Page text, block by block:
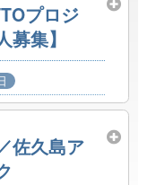
プロジ
募集】
佐久島ア